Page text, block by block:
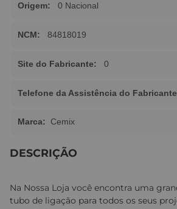
Origem: 0 Nacional
NCM: 84818019
Site do Fabricante: 0
Telefone da Assistência do
Marca: Cemix
DESCRIÇÃO
Na Nossa Loja você encontra uma
tubo de ligação para todos os seus